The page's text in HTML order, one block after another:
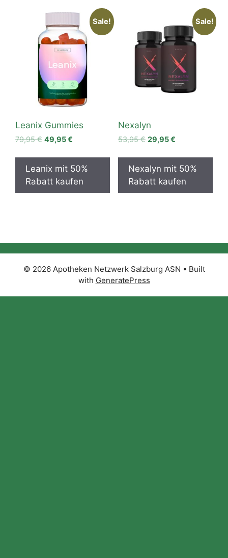
Sale!
Leanix Gummies
79,95€ Original
was:
79,95 €.
49,95€
is:
49,95 €.
Leanix mit 50%
Rabatt kaufen
Sale!
Nexalyn
53,95€ Original
was:
53,95 €.
29,95€Current
is:
29,95 €.
Nexalyn mit 50%
Rabatt kaufen
© 2026 Apotheken Netzwerk Salzburg ASN • Built
with GeneratePress